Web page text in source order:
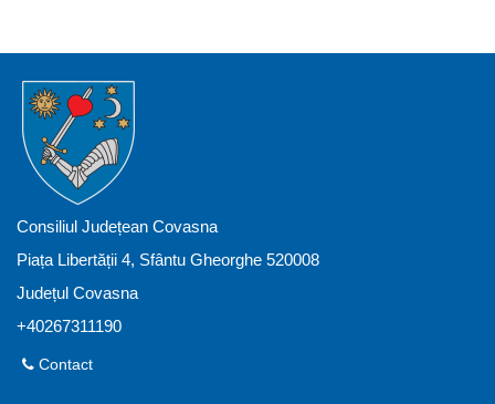
Consiliul Județean Covasna
Piața Libertății 4, Sfântu Gheorghe 520008
Județul Covasna
+40267311190
Contact